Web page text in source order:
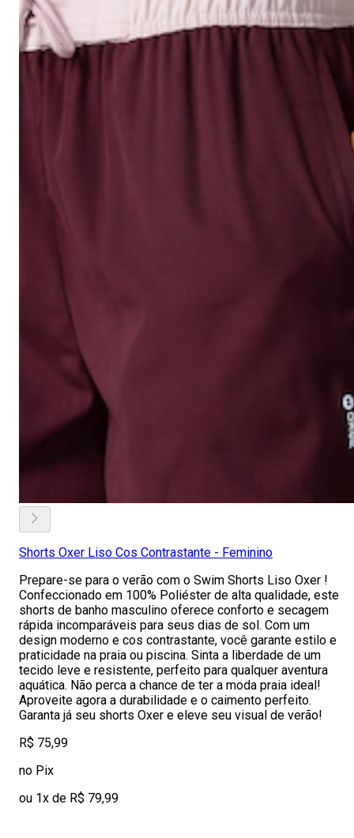
Shorts Oxer Liso Cos Contrastante - Feminino
Prepare-se para o verão com o Swim Shorts Liso Oxer !
Confeccionado em 100% Poliéster de alta qualidade, este
shorts de banho masculino oferece conforto e secagem
rápida incomparáveis para seus dias de sol. Com um
design moderno e cos contrastante, você garante estilo e
praticidade na praia ou piscina. Sinta a liberdade de um
tecido leve e resistente, perfeito para qualquer aventura
aquática. Não perca a chance de ter a moda praia ideal!
Aproveite agora a durabilidade e o caimento perfeito.
Garanta já seu shorts Oxer e eleve seu visual de verão!
R$ 75,99
no Pix
ou 1x de R$ 79,99